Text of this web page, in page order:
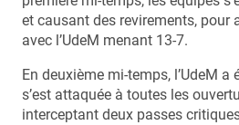
et causant des revirements, pour
avec l’UdeM menant 13-7.
En deuxième mi-temps, l’UdeM
s’est attaquée à toutes les
interceptant deux passes